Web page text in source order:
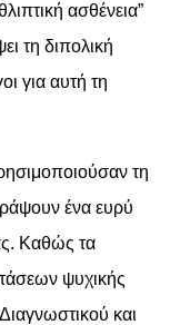
ασθένεια”
τη διπολική
για αυτή τη
τη
ένα ευρύ
Καθώς τα
ψυχικής
και